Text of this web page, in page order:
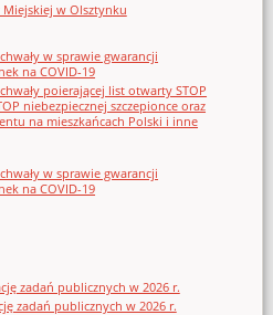
w Olsztynku
w sprawie gwarancji
na COVID-19
poierającej list otwarty STOP
niebezpiecznej szczepionce oraz
na mieszkańcach Polski i inne
w sprawie gwarancji
na COVID-19
zadań publicznych w 2026 r.
zadań publicznych w 2026 r.